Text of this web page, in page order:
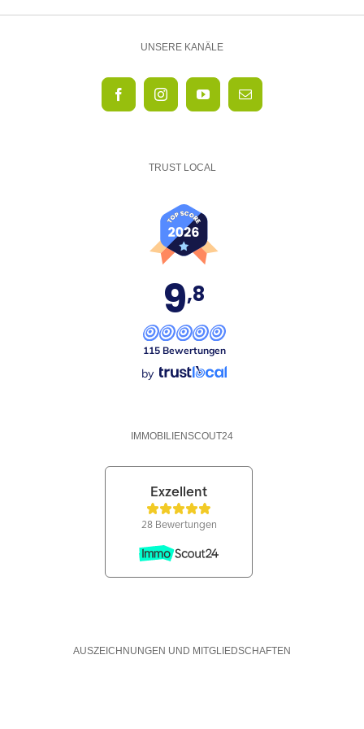
UNSERE KANÄLE
TRUST LOCAL
9,8
115 Bewertungen
by
IMMOBILIENSCOUT24
AUSZEICHNUNGEN UND MITGLIEDSCHAFTEN